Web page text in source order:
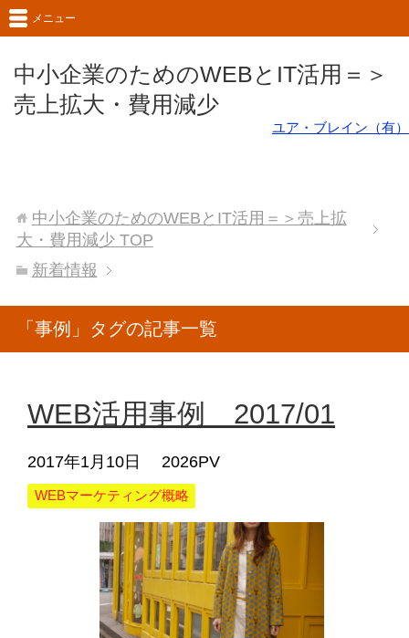
中小企業のためのWEBとIT活用＝＞
売上拡大・費用減少
ユア・ブレイン（有）
メニュー
中小企業のためのWEBとIT活用＝＞売上拡
大・費用減少TOP
新着情報
「事例」タグの記事一覧
WEB活用事例 2017/01
2017年1月10日 2026PV
WEBマーケティング概略